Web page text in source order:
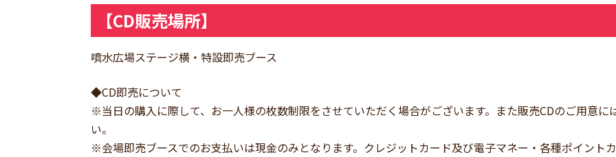
【CD販売場所】
噴水広場ステージ横・特設即売ブース
◆CD即売について
※当日の購入に際して、お一人様の枚数制限をさせていただく場合がございます。また販売CDのご用意
い。
※会場即売ブースでのお支払いは現金のみとなります。クレジットカード及び電子マネー・各種ポイント